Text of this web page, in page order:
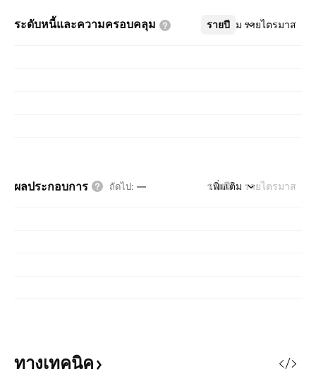
ระดับหนี้และความครอบคลุม รายปี รายไตรมาส
เพิ่มเติม
ผลประกอบการ ถัดไป: — รายปี รายไตรมาส
เพิ่มเติม
ทางเทคนิค